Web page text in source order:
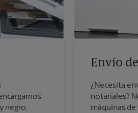
negro,
Envío
¿Necesita
notariales?
máquinas de